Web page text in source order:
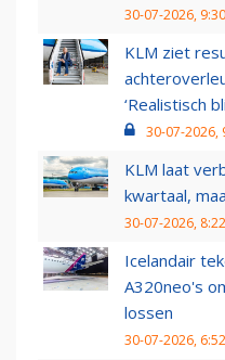
30-07-2026, 9:30
KLM ziet
‘Realistisch
30-07-2026,
KLM laat
kwartaal,
30-07-2026, 8:22
Icelandair
A320neo's
lossen
30-07-2026, 6:52